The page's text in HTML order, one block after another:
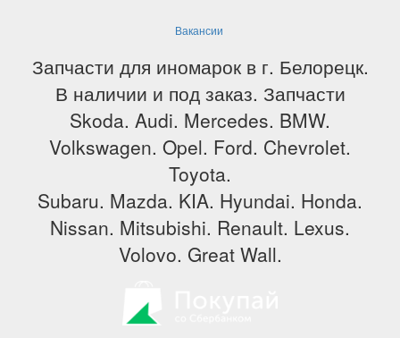
Вакансии
Запчасти для иномарок в г. Белорецк.
В наличии и под заказ. Запчасти
Skoda. Audi. Mercedes. BMW.
Volkswagen. Opel. Ford. Chevrolet.
Toyota.
Subaru. Mazda. KIA. Hyundai. Honda.
Nissan. Mitsubishi. Renault. Lexus.
Volovo. Great Wall.